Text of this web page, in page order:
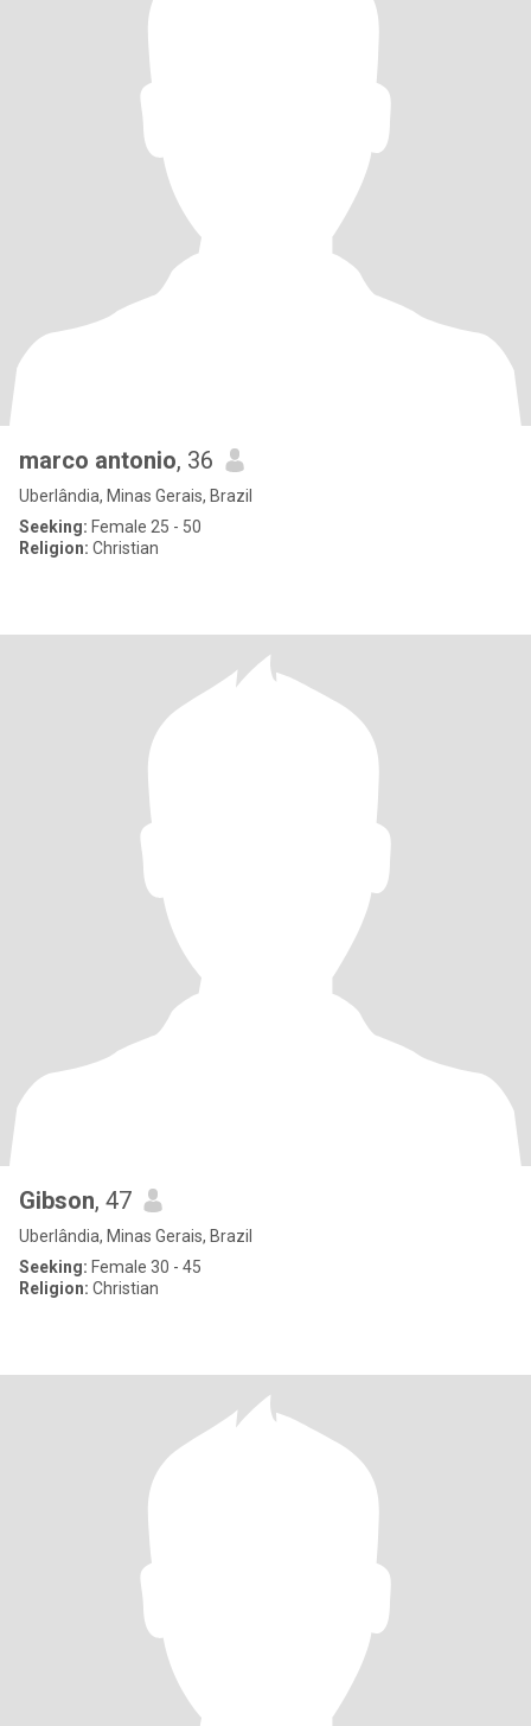
marco antonio, 36
Uberlândia, Minas Gerais, Brazil
Seeking: Female 25 - 50
Religion: Christian
Gibson, 47
Uberlândia, Minas Gerais, Brazil
Seeking: Female 30 - 45
Religion: Christian